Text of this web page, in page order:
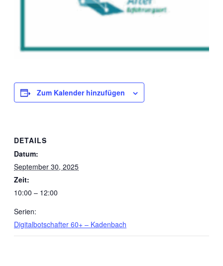
Zum Kalender hinzufügen
DETAILS
Datum:
September 30, 2025
Zeit:
10:00 – 12:00
Serien:
Digitalbotschafter 60+ – Kadenbach